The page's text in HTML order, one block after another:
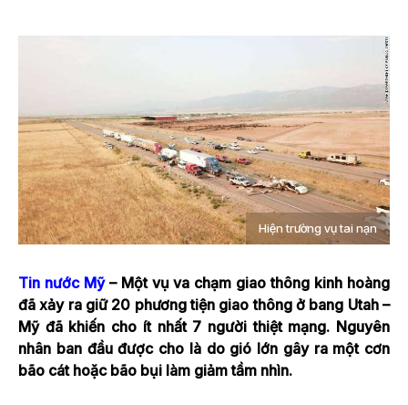
Hiện trường vụ tai nạn
Tin nước Mỹ– Một vụ va chạm giao thông kinh hoàng
đã xảy ra giữ 20 phương tiện giao thông ở bang Utah –
Mỹ đã khiến cho ít nhất 7 người thiệt mạng. Nguyên
nhân ban đầu được cho là do gió lớn gây ra một cơn
bão cát hoặc bão bụi làm giảm tầm nhìn.